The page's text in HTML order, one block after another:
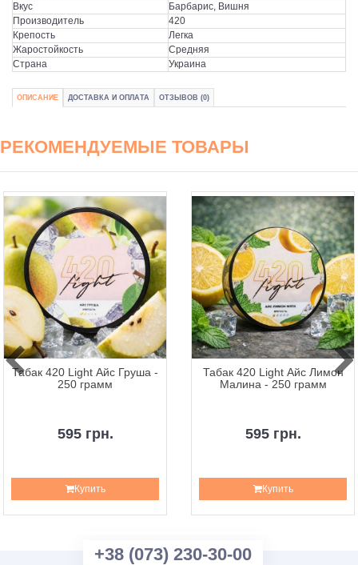
Вкус
Барбарис, Вишня
Производитель
420
Крепость
Легка
Жаростойкость
Средняя
Страна
Украина
ОПИСАНИЕ ДОСТАВКА И ОПЛАТА ОТЗЫВОВ (0)
РЕКОМЕНДУЕМЫЕ ТОВАРЫ
Табак 420 Light Айс Груша -
250 грамм
595 грн.
Купить
Табак 420 Light Айс Лимон
Малина - 250 грамм
595 грн.
Купить
+38 (073) 230-30-00